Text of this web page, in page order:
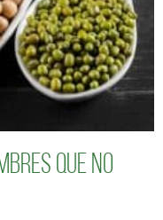
que no